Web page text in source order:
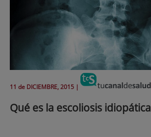
11 de DICIEMBRE, 2015 |
Qué es la escoliosis idiopática